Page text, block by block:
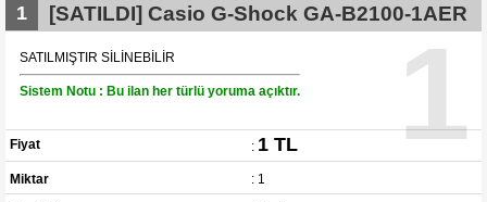
1
1 [SATILDI] Casio G-Shock GA-B2100-1AER
SATILMIŞTIR SİLİNEBİLİR
Sistem Notu : Bu ilan her türlü yoruma açıktır.
Fiyat : 1 TL
Miktar : 1